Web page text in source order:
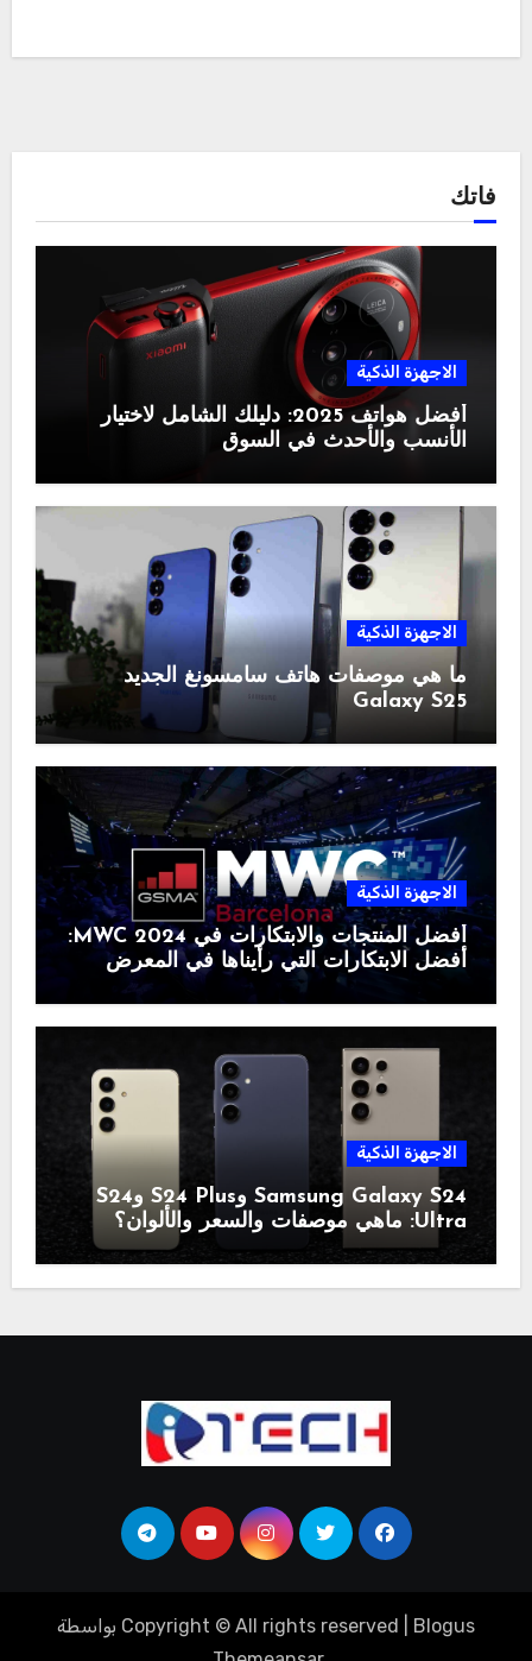
فاتك
الاجهزة الذكية
أفضل هواتف 2025: دليلك الشامل لاختيار
الأنسب والأحدث في السوق
الاجهزة الذكية
ما هي موصفات هاتف سامسونغ الجديد
Galaxy S25
الاجهزة الذكية
أفضل المنتجات والابتكارات في MWC 2024:
أفضل الابتكارات التي رأيناها في المعرض
الاجهزة الذكية
Samsung Galaxy S24 وS24 Plus وS24
Ultra: ماهي موصفات والسعر والألوان؟
Copyright © All rights reserved Blogus
بواسطة